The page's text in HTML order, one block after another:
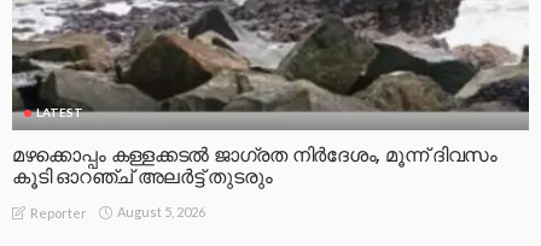
LATEST
മഴക്കൊപ്പം കള്ളക്കടൽ ജാഗ്രത നിർദേശം, മൂന്ന് ദിവസം
കൂടി ഓറഞ്ച് അലർട്ട് തുടരും
Reporter August 5, 2026